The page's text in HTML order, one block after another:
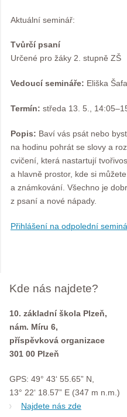
Aktuální seminář:
Tvůrčí psaní
Určené pro žáky 2. stupně ZŠ
Vedoucí semináře: Eliška
Termín: středa 13. 5.,
Popis: Baví vás psát nebo
na hodinu pohrát se slovy a
cvičení, která nastartují
a hlavně prostor, kde si
a známkování. Všechno je
z psaní a nové nápady.
Přihlášení na odpolední
Kde nás najdete?
10. základní škola Plzeň,
nám. Míru 6,
příspěvková organizace
301 00 Plzeň
GPS: 49° 43‘ 55.65” N,
13° 22‘ 18.57” E (347 m n.m.)
Najdete nás zde